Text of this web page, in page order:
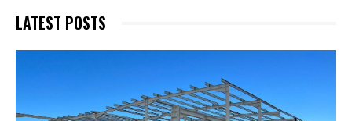
LATEST POSTS